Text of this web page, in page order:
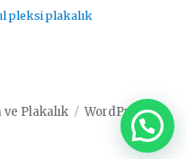
pleksi plakalık
Plakalık
WordPress